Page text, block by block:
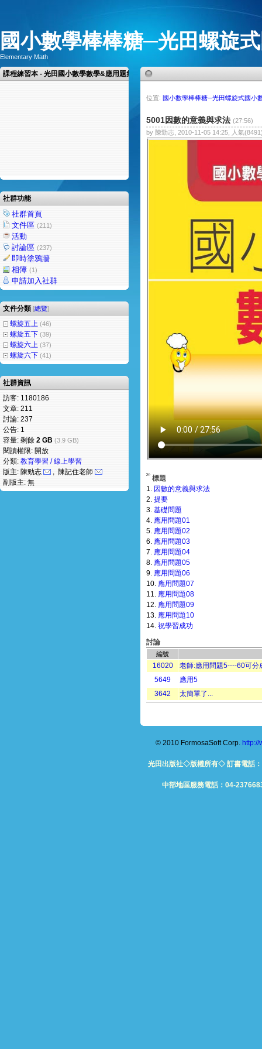
國小數學棒棒糖─光田螺旋
Elementary Math
課程練習本 - 光田國小數學數學&應用題集
社群功能
社群首頁
文件區 (211)
活動
討論區 (237)
即時塗鴉牆
相簿 (1)
申請加入社群
文件分類 [總覽]
螺旋五上 (46)
螺旋五下 (39)
螺旋六上 (37)
螺旋六下 (41)
社群資訊
訪客: 1180186
文章: 211
討論: 237
公告: 1
容量: 剩餘 2 GB (3.9 GB)
閱讀權限: 開放
分類: 教育學習 / 線上學習
版主: 陳勁志
, 陳記住老師
副版主: 無
位置: 國小數學棒棒糖─光田螺旋式國小
5001因數的意義與求法 (27:56)
by 陳勁志, 2010-11-05 14:25, 人氣
標題
1. 因數的意義與求法
2. 提要
3. 基礎問題
4. 應用問題01
5. 應用問題02
6. 應用問題03
7. 應用問題04
8. 應用問題05
9. 應用問題06
10. 應用問題07
11. 應用問題08
12. 應用問題09
13. 應用問題10
14. 祝學習成功
討論
編號
16020
老師:應用問題5----60可分
5649
應用5
3642
太簡單了...
© 2010 FormosaSoft Corp.
光田出版社◇版權所有◇ 訂書電話
中部地區服務電話：04-